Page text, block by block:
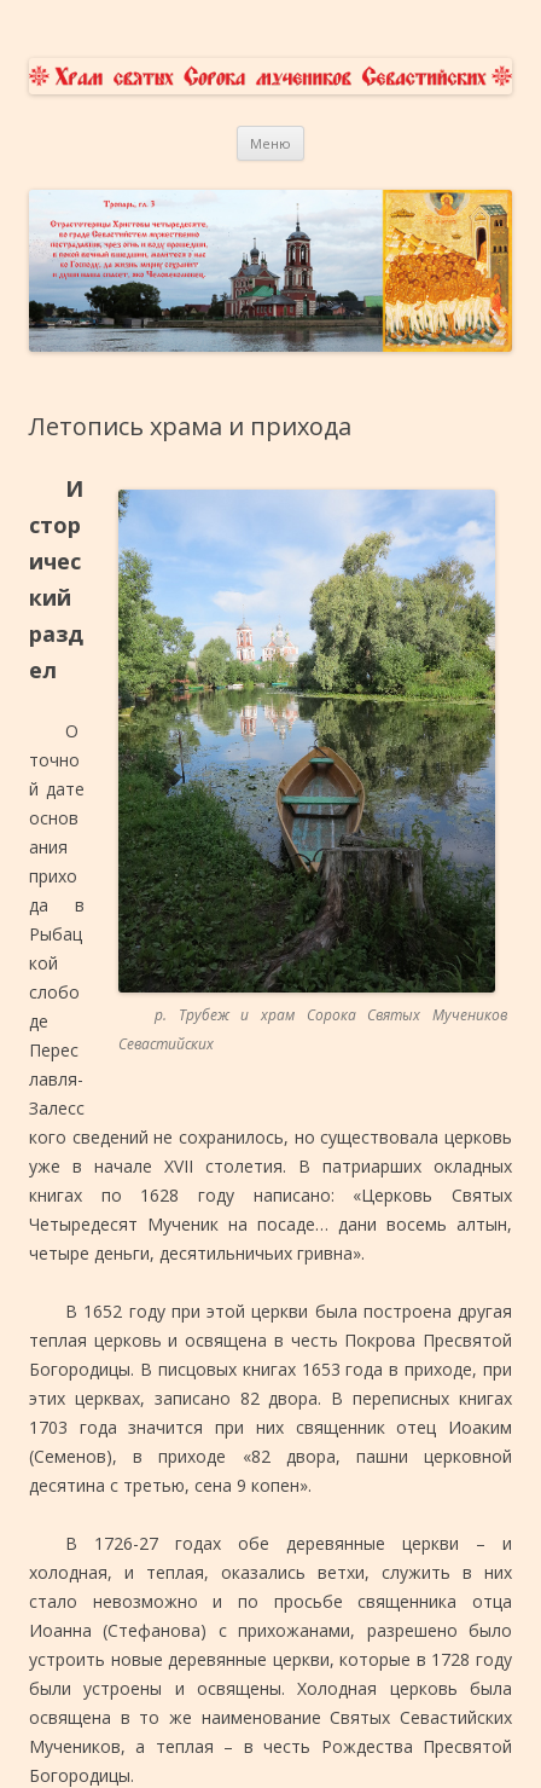
Севастийских в Переславле-
Залесском
Меню
Летопись храма и прихода
р. Трубеж и храм Сорока Святых Мучеников
Севастийских
И
стор
ичес
кий
разд
ел
О
точно
й дате
основ
ания
прихо
да в
Рыбац
кой
слобо
де
Перес
лавля-
Залесс
кого сведений не сохранилось, но существовала церковь
уже в начале XVII столетия. В патриарших окладных
книгах по 1628 году написано: «Церковь Святых
Четыредесят Мученик на посаде… дани восемь алтын,
четыре деньги, десятильничьих гривна».
В 1652 году при этой церкви была построена другая
теплая церковь и освящена в честь Покрова Пресвятой
Богородицы. В писцовых книгах 1653 года в приходе, при
этих церквах, записано 82 двора. В переписных книгах
1703 года значится при них священник отец Иоаким
(Семенов), в приходе «82 двора, пашни церковной
десятина с третью, сена 9 копен».
В 1726-27 годах обе деревянные церкви – и
холодная, и теплая, оказались ветхи, служить в них
стало невозможно и по просьбе священника отца
Иоанна (Стефанова) с прихожанами, разрешено было
устроить новые деревянные церкви, которые в 1728 году
были устроены и освящены. Холодная церковь была
освящена в то же наименование Святых Севастийских
Мучеников, а теплая – в честь Рождества Пресвятой
Богородицы.